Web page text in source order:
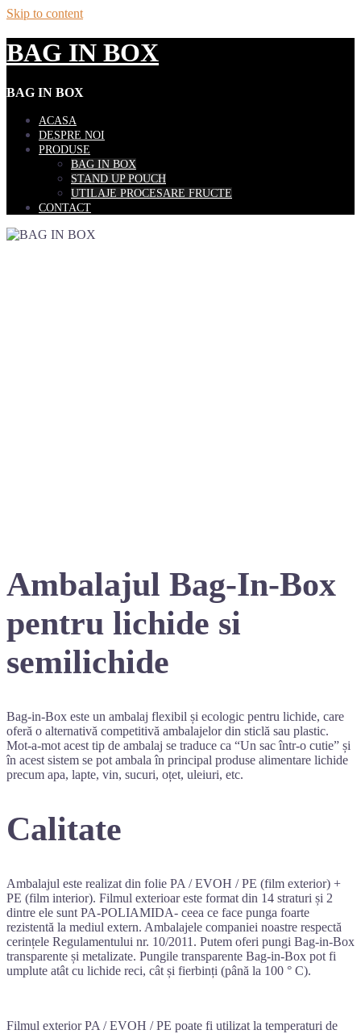
Skip to content
BAG IN BOX
BAG IN BOX
ACASA
DESPRE NOI
PRODUSE
BAG IN BOX
STAND UP POUCH
UTILAJE PROCESARE FRUCTE
CONTACT
Ambalajul Bag-In-Box
pentru lichide si
semilichide
Bag-in-Box este un ambalaj flexibil și ecologic pentru lichide, care
oferă o alternativă competitivă ambalajelor din sticlă sau plastic.
Mot-a-mot acest tip de ambalaj se traduce ca “Un sac într-o cutie” și
în acest sistem se pot ambala în principal produse alimentare lichide
precum apa, lapte, vin, sucuri, oțet, uleiuri, etc.
Calitate
Ambalajul este realizat din folie PA / EVOH / PE (film exterior) +
PE (film interior). Filmul exterioar este format din 14 straturi și 2
dintre ele sunt PA-POLIAMIDA- ceea ce face punga foarte
rezistentă la mediul extern. Ambalajele companiei noastre respectă
cerințele Regulamentului nr. 10/2011. Putem oferi pungi Bag-in-Box
transparente și metalizate. Pungile transparente Bag-in-Box pot fi
umplute atât cu lichide reci, cât și fierbinți (până la 100 ° C).
Filmul exterior PA / EVOH / PE poate fi utilizat la temperaturi de